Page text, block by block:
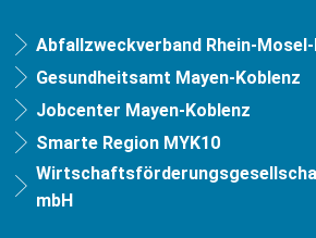
Abfallzweckverband Rhein-
Gesundheitsamt Mayen-Koblenz
Jobcenter Mayen-Koblenz
Smarte Region MYK10
mbH